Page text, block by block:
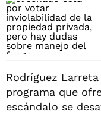
Rodríguez
programa que
escándalo se